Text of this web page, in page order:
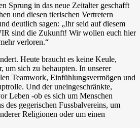
Sprung in das neue Zeitalter geschafft
und diesen tierischen Vertretern
deutlich sagen: „Ihr seid auf diesem
sind die Zukunft! Wir wollen euch hier
verloren.“
Heute braucht es keine Keule,
um sich zu behaupten. In unserer
Teamwork, Einfühlungsvermögen und
Und der uneingeschränkte,
Leben -ob es sich um Menschen
des gegerischen Fussbalvereins, um
Religionen oder um einen